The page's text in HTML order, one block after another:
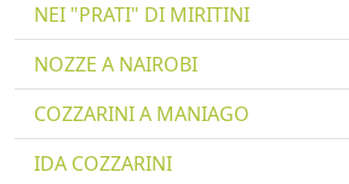
NEI "PRATI" DI MIRITINI
NOZZE A NAIROBI
COZZARINI A MANIAGO
IDA COZZARINI